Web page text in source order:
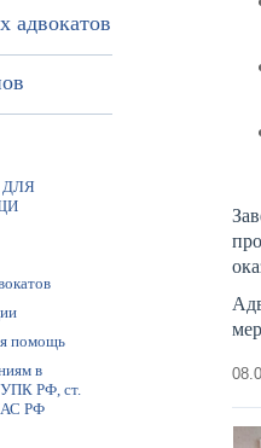
адвокатов
помощь
в
УПК РФ, ст.
РФ